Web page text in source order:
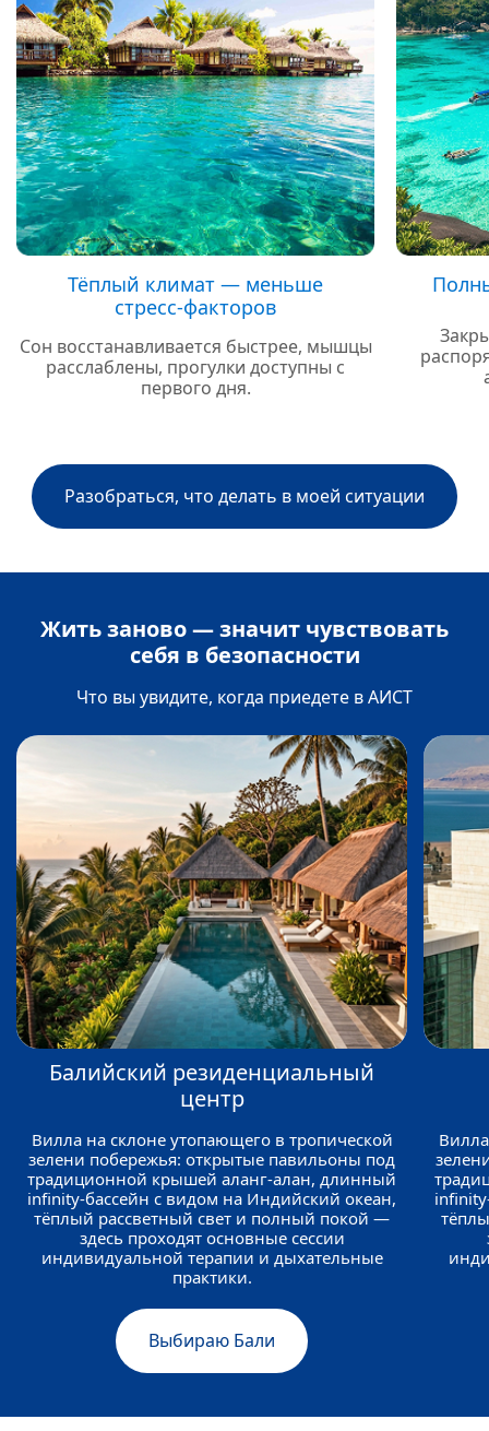
Тёплый климат — меньше
стресс‑факторов
Сон восстанавливается быстрее, мышцы
расслаблены, прогулки доступны с
первого дня.
Разобраться, что делать в моей ситуации
Жить заново — значит чувствовать
себя в безопасности
Что вы увидите, когда приедете в АИСТ
Балийский резиденциальный
центр
Вилла на склоне утопающего в тропической
зелени побережья: открытые павильоны под
традиционной крышей аланг‑алан, длинный
infinity‑бассейн с видом на Индийский океан,
тёплый рассветный свет и полный покой —
здесь проходят основные сессии
индивидуальной терапии и дыхательные
практики.
Выбираю Бали